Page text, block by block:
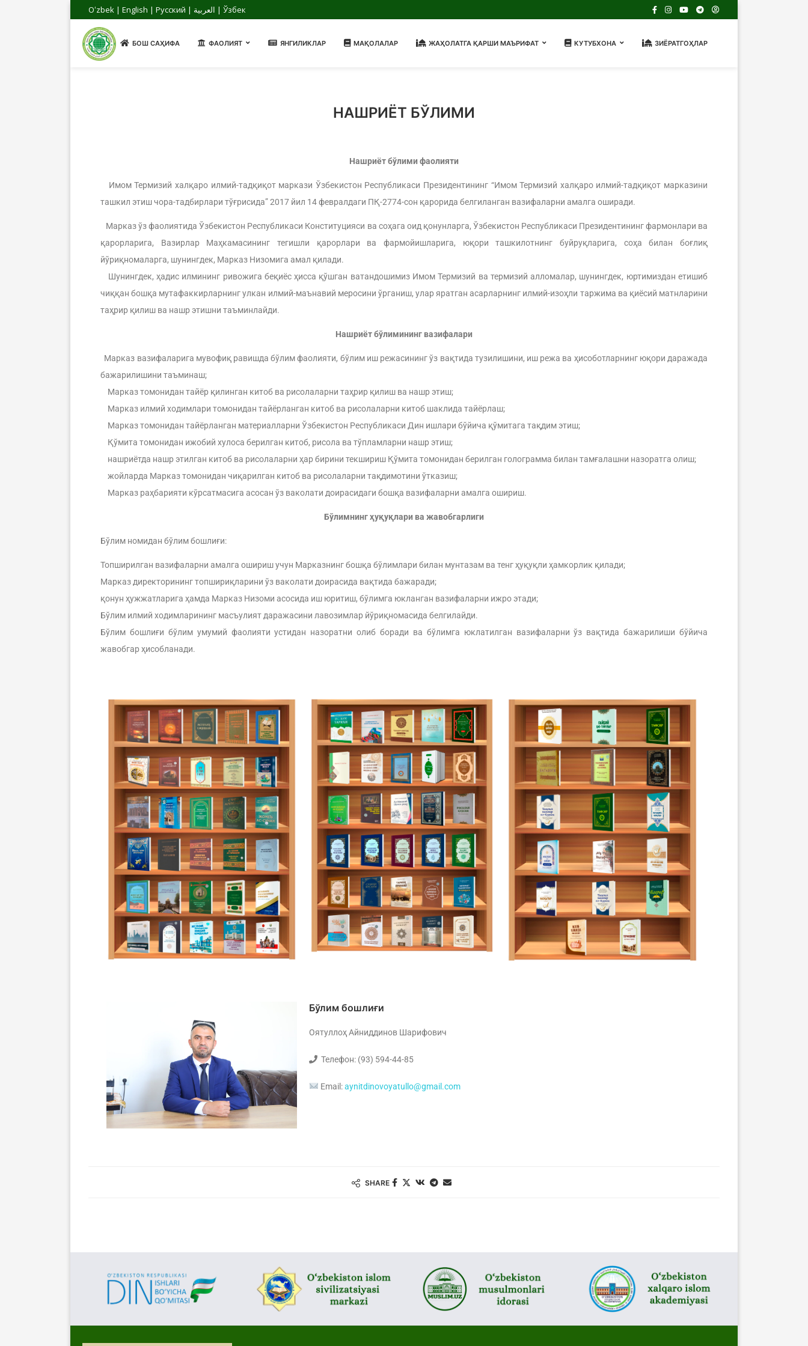
Oʻzbek | English | Русский | العربية | Ўзбек
БОШ САҲИФА ФАОЛИЯТ ЯНГИЛИКЛАР МАҚОЛАЛАР ЖАҲОЛАТГА ҚАРШИ МАЪРИФАТ КУТУБХОНА ЗИЁРАТГОҲЛАР
НАШРИЁТ БЎЛИМИ
Нашриёт бўлими фаолияти
Имом Термизий халқаро илмий-тадқиқот маркази Ўзбекистон Республикаси Президентининг “Имом Термизий халқаро илмий-тадқиқот марказини
ташкил этиш чора-тадбирлари тўғрисида” 2017 йил 14 февралдаги ПҚ-2774-сон қарорида белгиланган вазифаларни амалга оширади.
Марказ ўз фаолиятида Ўзбекистон Республикаси Конституцияси ва соҳага оид қонунларга, Ўзбекистон Республикаси Президентининг фармонлари ва
қарорларига, Вазирлар Маҳкамасининг тегишли қарорлари ва фармойишларига, юқори ташкилотнинг буйруқларига, соҳа билан боғлиқ
йўриқномаларга, шунингдек, Марказ Низомига амал қилади.
Шунингдек, ҳадис илмининг ривожига беқиёс ҳисса қўшган ватандошимиз Имом Термизий ва термизий алломалар, шунингдек, юртимиздан етишиб
чиққан бошқа мутафаккирларнинг улкан илмий-маънавий меросини ўрганиш, улар яратган асарларнинг илмий-изоҳли таржима ва қиёсий матнларини
таҳрир қилиш ва нашр этишни таъминлайди.
Нашриёт бўлимининг вазифалари
Марказ вазифаларига мувофиқ равишда бўлим фаолияти, бўлим иш режасининг ўз вақтида тузилишини, иш режа ва ҳисоботларнинг юқори даражада
бажарилишини таъминаш;
Марказ томонидан тайёр қилинган китоб ва рисолаларни таҳрир қилиш ва нашр этиш;
Марказ илмий ходимлари томонидан тайёрланган китоб ва рисолаларни китоб шаклида тайёрлаш;
Марказ томонидан тайёрланган материалларни Ўзбекистон Республикаси Дин ишлари бўйича қўмитага тақдим этиш;
Қўмита томонидан ижобий хулоса берилган китоб, рисола ва тўпламларни нашр этиш;
нашриётда нашр этилган китоб ва рисолаларни ҳар бирини текшириш Қўмита томонидан берилган голограмма билан тамғалашни назоратга олиш;
жойларда Марказ томонидан чиқарилган китоб ва рисолаларни тақдимотини ўтказиш;
Марказ раҳбарияти кўрсатмасига асосан ўз ваколати доирасидаги бошқа вазифаларни амалга ошириш.
Бўлимнинг ҳуқуқлари ва жавобгарлиги
Бўлим номидан бўлим бошлиғи:
Топширилган вазифаларни амалга ошириш учун Марказнинг бошқа бўлимлари билан мунтазам ва тенг ҳуқуқли ҳамкорлик қилади;
Марказ директорининг топшириқларини ўз ваколати доирасида вақтида бажаради;
қонун ҳужжатларига ҳамда Марказ Низоми асосида иш юритиш, бўлимга юкланган вазифаларни ижро этади;
Бўлим илмий ходимларининг масъулият даражасини лавозимлар йўриқномасида белгилайди.
Бўлим бошлиғи бўлим умумий фаолияти устидан назоратни олиб боради ва бўлимга юклатилган вазифаларни ўз вақтида бажарилиши бўйича
жавобгар ҳисобланади.
Бўлим бошлиғи
Оятуллоҳ Айниддинов Шарифович
Телефон: (93) 594-44-85
Email:aynitdinovoyatullo@gmail.com
SHARE